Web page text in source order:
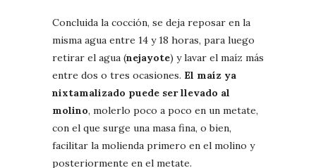
Concluida la cocción, se deja reposar en la
misma agua entre 14 y 18 horas, para luego
retirar el agua (nejayote) y lavar el maíz más
entre dos o tres ocasiones. El maíz ya
nixtamalizado puede ser llevado al
molino, molerlo poco a poco en un metate,
con el que surge una masa fina, o bien,
facilitar la molienda primero en el molino y
posteriormente en el metate.